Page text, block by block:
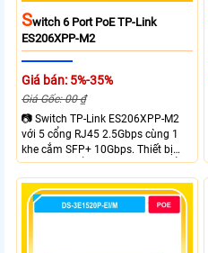
SWitch 6 Port PoE TP-Link
ES206XPP-M2
Giá bán: 5%-35%
Giá Gốc: 00 ₫
📷 Switch TP-Link ES206XPP-M2
với 5 cổng RJ45 2.5Gbps cùng 1
khe cắm SFP+ 10Gbps. Thiết bị
tích hợp 4 cổng PoE++ đạt chuẩn
802.3af/at/bt tổng công suất
120W cấp nguồn đến 90W mỗi
cổng đáp ứng tốt hệ thống camera